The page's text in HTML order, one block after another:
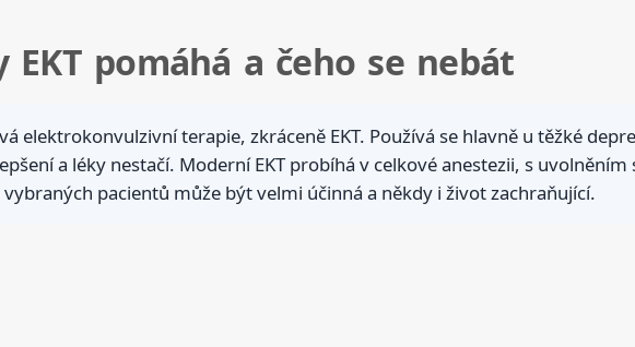
pomáhá a čeho se nebát
elektrokonvulzivní terapie, zkráceně EKT. Používá se hlavně u těžké
a léky nestačí. Moderní EKT probíhá v celkové anestezii, s
pacientů může být velmi účinná a někdy i život zachraňující.